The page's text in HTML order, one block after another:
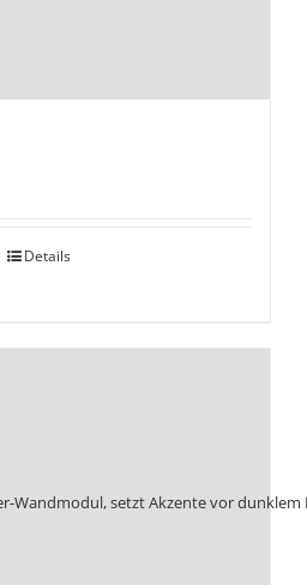
Details